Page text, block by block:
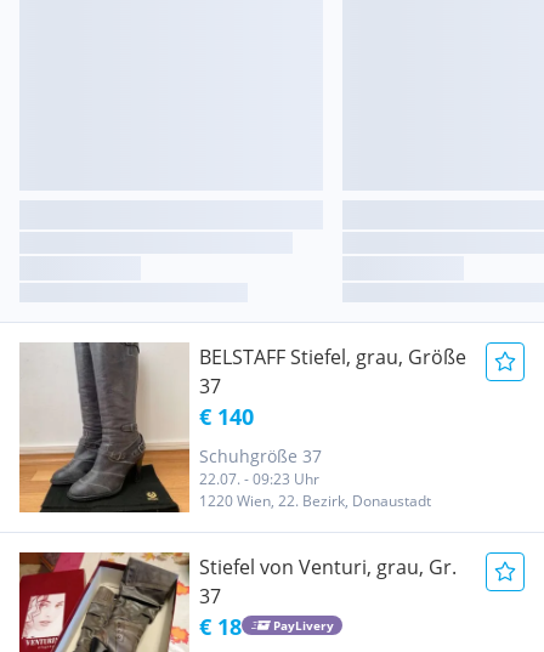
BELSTAFF Stiefel, grau, Größe
37
€ 140
Schuhgröße 37
22.07. - 09:23 Uhr
1220 Wien, 22. Bezirk, Donaustadt
Stiefel von Venturi, grau, Gr.
37
€ 18 PayLivery